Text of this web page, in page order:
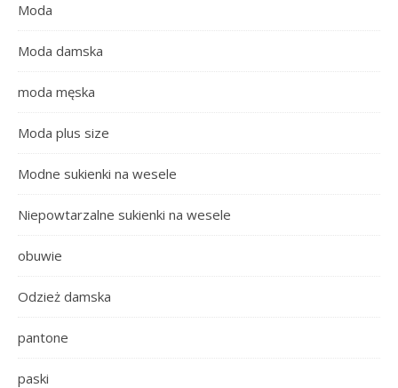
Moda
Moda damska
moda męska
Moda plus size
Modne sukienki na wesele
Niepowtarzalne sukienki na wesele
obuwie
Odzież damska
pantone
paski